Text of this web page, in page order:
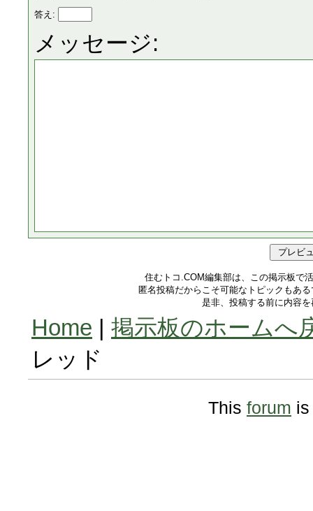
答え:
メッセージ:
住むトコ.COM編集部は、この掲示板で
匿名投稿だからこそ可能なトピックもあ
是非、投稿する前に内容
Home | 掲示板のホームへ
レッド
This forum